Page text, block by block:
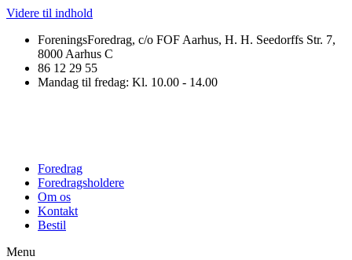
Videre til indhold
ForeningsForedrag, c/o FOF Aarhus, H. H. Seedorffs Str. 7,
8000 Aarhus C
86 12 29 55
Mandag til fredag: Kl. 10.00 - 14.00
Foredrag
Foredragsholdere
Om os
Kontakt
Bestil
Menu